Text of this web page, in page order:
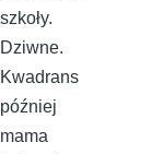
szkoły.
Dziwne.
Kwadrans
później
mama